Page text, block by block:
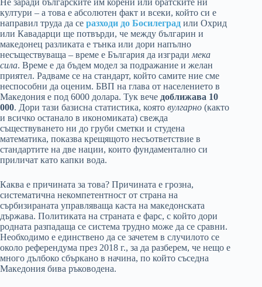
култури – а това е абсолютен факт и всеки, който си е
направил труда да се разходи до Босилеград или Охрид
или Кавадарци ще потвърди, че между българин и
македонец разликата е тънка или дори напълно
несъществуваща – време е България да изгради мека
сила. Време е да бъдем модел за подражание и желан
приятел. Радваме се на стандарт, който самите ние сме
неспособни да оценим. БВП на глава от населението в
Македония е под 6000 долара. Тук вече доближава 10
000. Дори тази базисна статистика, която вулгарно (както
и всичко останало в икономиката) свежда
съществуването ни до груби сметки и студена
математика, показва крещящото несъответствие в
стандартите на две нации, които фундаментално си
приличат като капки вода.
Каква е причината за това? Причината е грозна,
систематична некомпетентност от страна на
сърбизираната управляваща каста на македонската
държава. Политиката на страната е фарс, с който дори
родната разпадаща се система трудно може да се сравни.
Необходимо е единствено да се зачетем в случилото се
около референдума през 2018 г., за да разберем, че нещо е
много дълбоко сбъркано в начина, по който съседна
Македония бива ръководена.